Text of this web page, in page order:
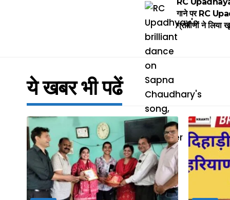
गाने पर RC
ग्रामीणों ने लिया
ये खबर भी पढें